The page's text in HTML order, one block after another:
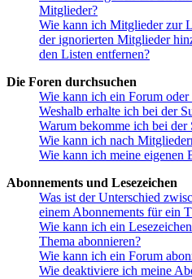
Mitglieder?
Wie kann ich Mitglieder zur
der ignorierten Mitglieder
den Listen entfernen?
Die Foren durchsuchen
Wie kann ich ein Forum oder
Weshalb erhalte ich bei der
Warum bekomme ich bei der
Wie kann ich nach
Wie kann ich meine eigenen
Abonnements und Lesezeichen
Was ist der Unterschied
einem Abonnements für ein
Wie kann ich ein
Thema abonnieren?
Wie kann ich ein Forum
Wie deaktiviere ich meine